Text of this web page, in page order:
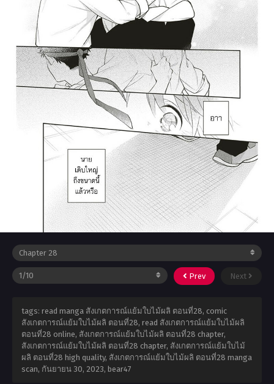
Prev Next
tags: read manga สังเกตการณ์แย้มใบไม้ผลิ ตอนที่28, comic
สังเกตการณ์แย้มใบไม้ผลิ ตอนที่28, read สังเกตการณ์แย้มใบไม้ผลิ
ตอนที่28 online, สังเกตการณ์แย้มใบไม้ผลิ ตอนที่28 chapter,
สังเกตการณ์แย้มใบไม้ผลิ ตอนที่28 chapter, สังเกตการณ์แย้มใบไม้
ผลิ ตอนที่28 high quality, สังเกตการณ์แย้มใบไม้ผลิ ตอนที่28 manga
scan, กันยายน 30, 2023, bear47